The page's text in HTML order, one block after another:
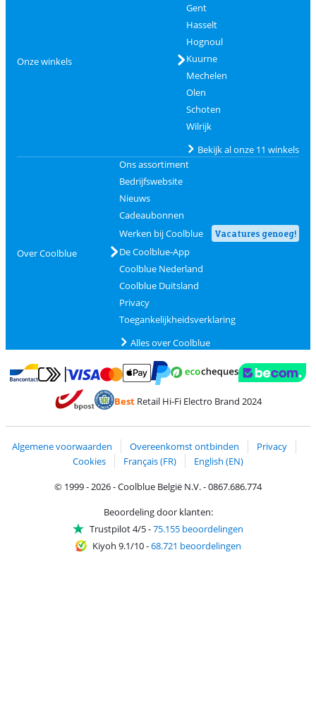
Onze winkels
Gent
Hasselt
Hognoul
Kuurne
Mechelen
Olen
Schoten
Wilrijk
Bekijk al onze 11 winkels
Over Coolblue
Ons assortiment
Bedrijfswebsite
Nieuws
Cadeaubonnen
Werken bij Coolblue
Vacatures genoeg!
De Coolblue-App
Coolblue Nederland
Coolblue Duitsland
Privacy
Toegankelijkheidsverklaring
Alles over Coolblue
Betalen met Bancontact
Betalen met MasterCard en Visa via ClickToPay
Betalen met PayPal
BestRetail Hi-Fi Electro Brand 2024
Algemene voorwaarden Overeenkomst ontbinden
Privacy
Cookies
Français (FR)
English (EN)
© 1999 - 2026 - Coolblue België N.V. - 0867.686.774
Beoordeling door klanten:
Trustpilot 4/5-75.155 beoordelingen
Kiyoh 9.1/10-68.721 beoordelingen